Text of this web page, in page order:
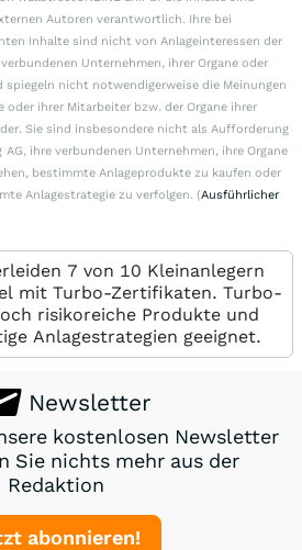
Autoren verantwortlich. Ihre bei
Inhalte sind nicht von Anlageinteressen der
Unternehmen, ihrer Organe oder
nicht notwendigerweise die Meinungen
oder ihrer Mitarbeiter bzw. der Organe ihrer
Sie sind insbesondere nicht als Aufforderung
ihre verbundenen Unternehmen, ihre Organe
bestimmte Anlageprodukte zu kaufen oder
Anlagestrategie zu verfolgen. (Ausführlicher
7 von 10 Kleinanlegern
mit Turbo-Zertifikaten. Turbo-
risikoreiche Produkte und
Anlagestrategien geeignet.
Newsletter
kostenlosen Newsletter
Sie nichts mehr aus der
Redaktion
abonnieren!